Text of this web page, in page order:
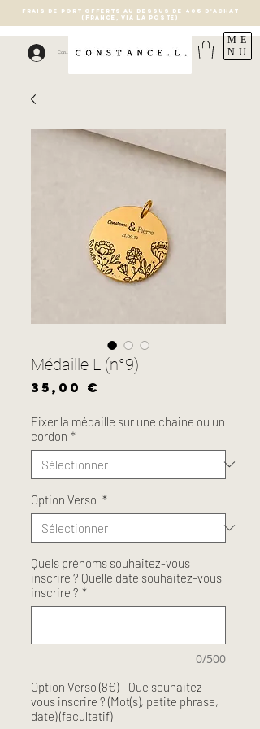
Connexion
FRAIS DE PORT OFFERTS AU DESSUS DE 40€ D'ACHAT
(France, via la poste)
ME
NU
Médaille L (n°9)
35,00 €
Fixer la médaille sur une chaine ou un
cordon *
Option Verso *
Quels prénoms souhaitez-vous
inscrire ? Quelle date souhaitez-vous
inscrire ? *
0/500
Option Verso (8€) - Que souhaitez-
vous inscrire ? (Mot(s), petite phrase,
date) (facultatif)